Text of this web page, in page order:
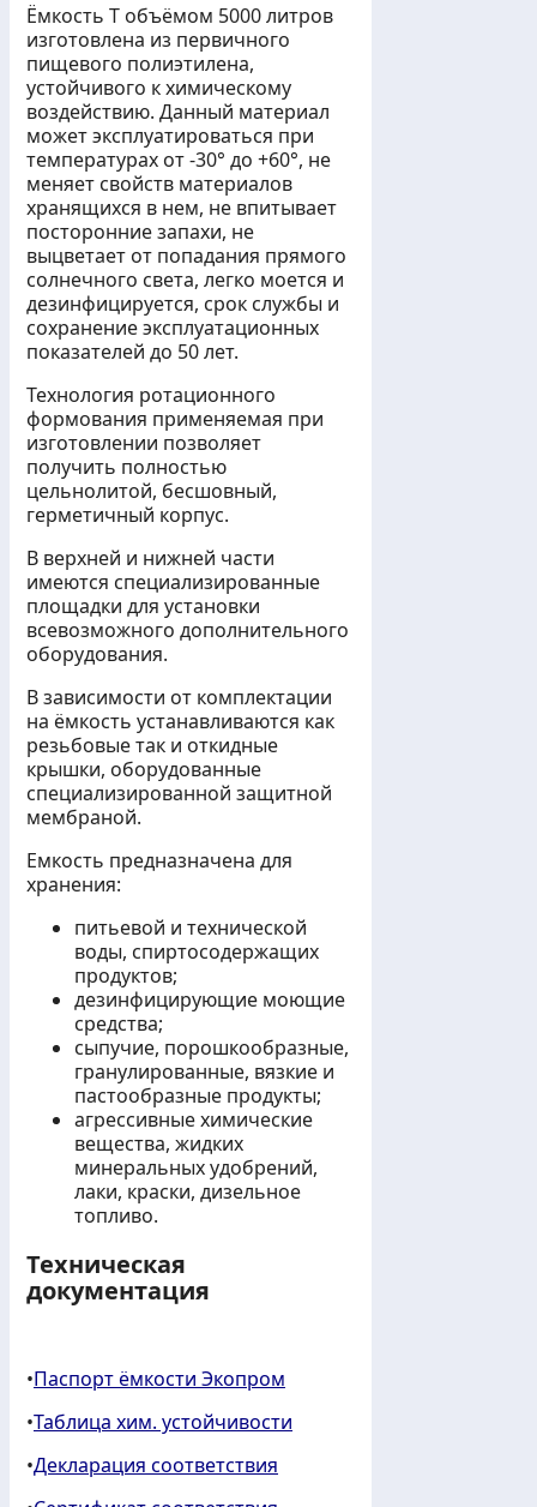
Ёмкость T объёмом 5000 литров
изготовлена из первичного
пищевого полиэтилена,
устойчивого к химическому
воздействию. Данный материал
может эксплуатироваться при
температурах от -30° до +60°, не
меняет свойств материалов
хранящихся в нем, не впитывает
посторонние запахи, не
выцветает от попадания прямого
солнечного света, легко моется и
дезинфицируется, срок службы и
сохранение эксплуатационных
показателей до 50 лет.
Технология ротационного
формования применяемая при
изготовлении позволяет
получить полностью
цельнолитой, бесшовный,
герметичный корпус.
В верхней и нижней части
имеются специализированные
площадки для установки
всевозможного дополнительного
оборудования.
В зависимости от комплектации
на ёмкость устанавливаются как
резьбовые так и откидные
крышки, оборудованные
специализированной защитной
мембраной.
Емкость предназначена для
хранения:
питьевой и технической
воды, спиртосодержащих
продуктов;
дезинфицирующие моющие
средства;
сыпучие, порошкообразные,
гранулированные, вязкие и
пастообразные продукты;
агрессивные химические
вещества, жидких
минеральных удобрений,
лаки, краски, дизельное
топливо.
Техническая
документация
•Паспорт ёмкости Экопром
•Таблица хим. устойчивости
•Декларация соответствия